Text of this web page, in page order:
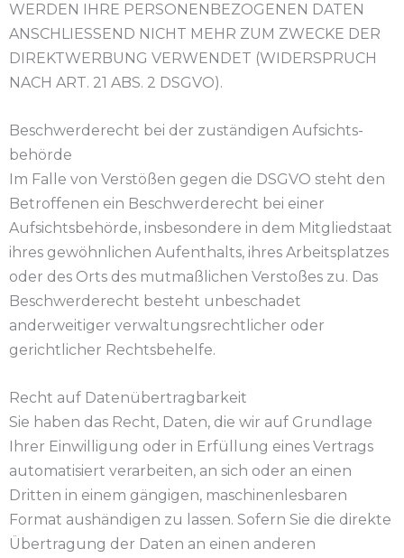
WERDEN IHRE PERSONENBEZOGENEN DATEN
ANSCHLIESSEND NICHT MEHR ZUM ZWECKE DER
DIREKTWERBUNG VERWENDET (WIDERSPRUCH
NACH ART. 21 ABS. 2 DSGVO).
Beschwerde­recht bei der zuständigen Aufsichts­
behörde
Im Falle von Verstößen gegen die DSGVO steht den
Betroffenen ein Beschwerderecht bei einer
Aufsichtsbehörde, insbesondere in dem Mitgliedstaat
ihres gewöhnlichen Aufenthalts, ihres Arbeitsplatzes
oder des Orts des mutmaßlichen Verstoßes zu. Das
Beschwerderecht besteht unbeschadet
anderweitiger verwaltungsrechtlicher oder
gerichtlicher Rechtsbehelfe.
Recht auf Daten­übertrag­barkeit
Sie haben das Recht, Daten, die wir auf Grundlage
Ihrer Einwilligung oder in Erfüllung eines Vertrags
automatisiert verarbeiten, an sich oder an einen
Dritten in einem gängigen, maschinenlesbaren
Format aushändigen zu lassen. Sofern Sie die direkte
Übertragung der Daten an einen anderen